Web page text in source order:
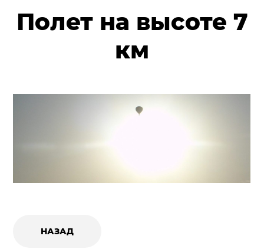
Полет на высоте 7
км
НАЗАД